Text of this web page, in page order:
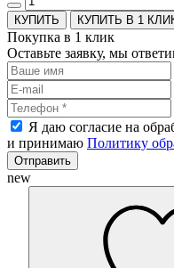
КУПИТЬ В 1
Покупка в 1 клик
Оставьте заявку, мы
Я даю согласие на
и принимаю Политику
Отправить
new